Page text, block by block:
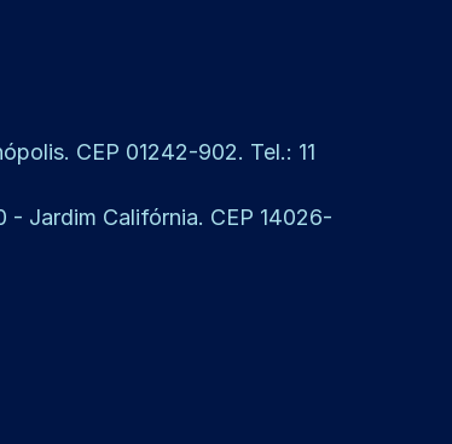
CEP 01242-902. Tel.: 11
- Jardim Califórnia. CEP 14026-